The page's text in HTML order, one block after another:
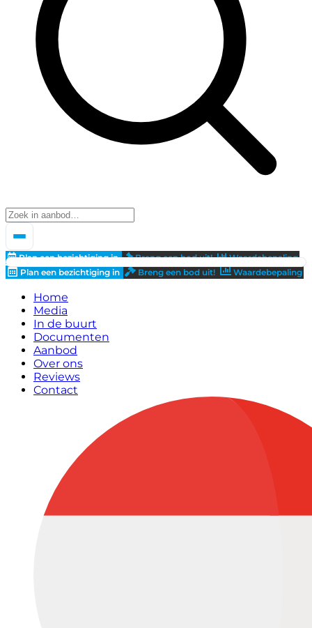
Plan een bezichtiging in Breng een bod uit!
Waardebepaling
Plan een bezichtiging in
Breng een bod uit! Waardebepaling
Home
Media
In de buurt
Documenten
Aanbod
Over ons
Reviews
Contact